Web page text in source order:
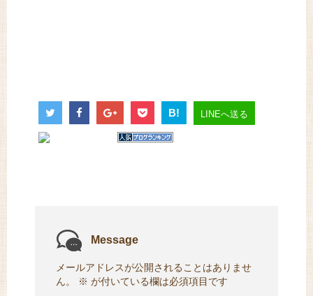
B! LINEへ送る
Message
メールアドレスが公開されることはありませ
ん。
※ が付いている欄は必須項目です